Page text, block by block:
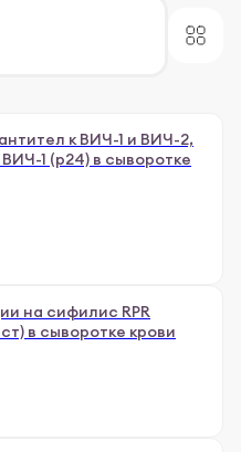
к ВИЧ-1 и ВИЧ-2,
1 (р24) в сыворотке
на сифилис RPR
в сыворотке крови